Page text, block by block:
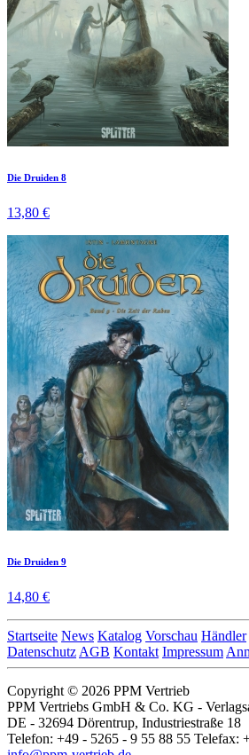
Die Druiden 8
13,80 €
Die Druiden 9
14,80 €
Startseite News Katalog Vorschau Händler
Datenschutz AGB Kontakt Impressum
Copyright © 2026 PPM Vertrieb
PPM Vertriebs GmbH & Co. KG -
DE - 32694 Dörentrup, Industriestraße 18
Telefon: +49 - 5265 - 9 55 88 55 Telefax: